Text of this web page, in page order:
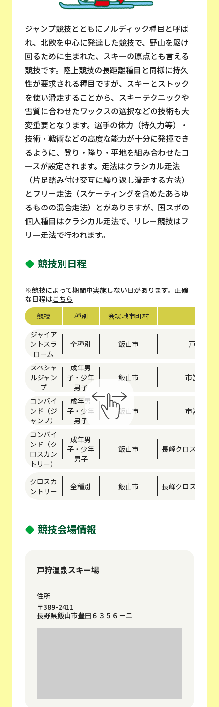
ジャンプ競技とともにノルディック種目と呼ば
れ、北欧を中心に発達した競技で、野山を駆け
回るために生まれた、スキーの原点とも言える
競技です。陸上競技の長距離種目と同様に持久
性が要求される種目ですが、スキーとストック
を使い滑走することから、スキーテクニックや
雪質に合わせたワックスの選択などの技術も大
変重要となります。選手の体力（持久力等）・
技術・戦術などの高度な能力が十分に発揮でき
るように、登り・降り・平地を組み合わせたコ
ースが設定されます。走法はクラシカル走法
（片足踏み付け交互に繰り返し滑走する方法）
とフリー走法（スケーティングを含めたあらゆ
るものの混合走法）とがありますが、国スポの
個人種目はクラシカル走法で、リレー競技はフ
リー走法で行われます。
競技別日程
※競技によって期間中実施しない日があります。正確
な日程はこちら
競技
種別 会場地市町村
ジャイア
ントスラ
ローム
全種別 飯山市 戸狩温泉
スペシャ
ルジャン
プ
成年男
子・少年
男子
飯山市 市営飯山
コンバイ
ンド（ジ
ャンプ）
成年男
子・少年
男子
飯山市 市営飯山
コンバイ
ンド（ク
ロスカン
トリー）
成年男
子・少年
男子
飯山市 長峰クロスカン
クロスカ
ントリー
全種別 飯山市 長峰クロスカン
競技会場情報
戸狩温泉スキー場
住所
〒389-2411
長野県飯山市豊田６３５６－二